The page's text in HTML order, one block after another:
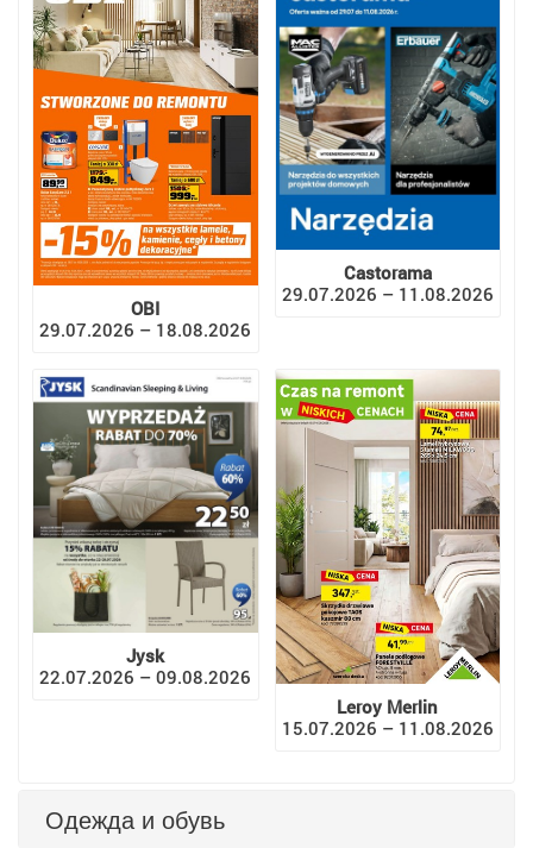
OBI
29.07.2026 – 18.08.2026
Castorama
29.07.2026 – 11.08.2026
Jysk
22.07.2026 – 09.08.2026
Leroy Merlin
15.07.2026 – 11.08.2026
Одежда и обувь